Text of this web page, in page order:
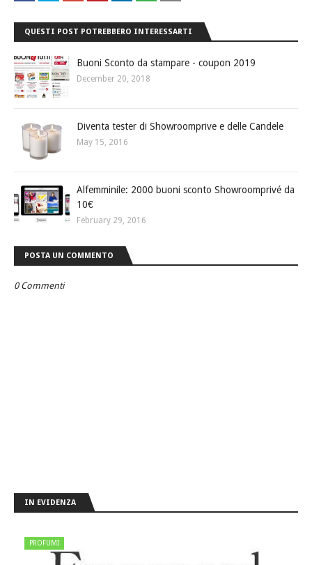
QUESTI POST POTREBBERO INTERESSARTI
Buoni Sconto da stampare - coupon 2019
December 20, 2018
Diventa tester di Showroomprive e delle Candele
May 15, 2016
Alfemminile: 2000 buoni sconto Showroomprivé da
10€
February 29, 2016
POSTA UN COMMENTO
0 Commenti
IN EVIDENZA
PROFUMI